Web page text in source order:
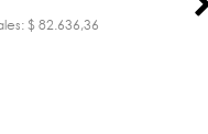
$ 82.636,36